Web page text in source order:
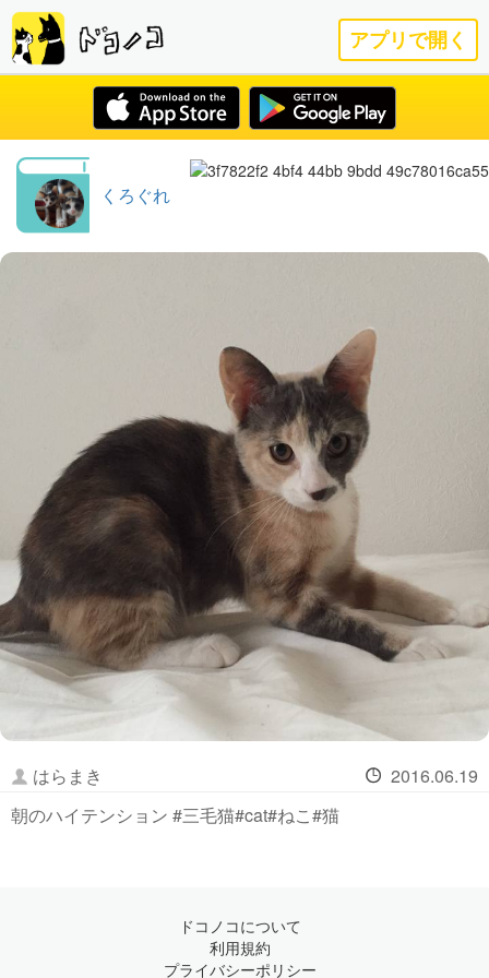
アプリで開く
くろぐれ
はらまき
2016.06.19
朝のハイテンション #三毛猫#cat#ねこ#猫
ドコノコについて
利用規約
プライバシーポリシー